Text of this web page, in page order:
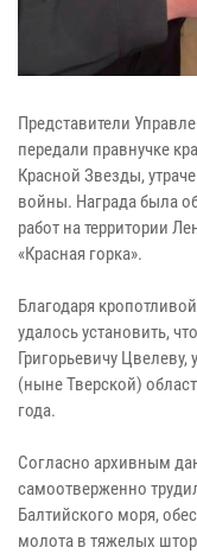
Представители
передали правнучке
Красной Звезды,
войны. Награда была
работ на территории
«Красная горка».
Благодаря
удалось установить,
Григорьевичу
(ныне Тверской)
года.
Согласно архивным
самоотверженно
Балтийского моря,
молота в тяжелых